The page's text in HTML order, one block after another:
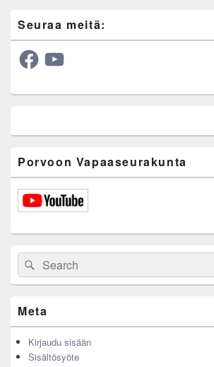
Seuraa meitä:
FacebookYouTube
Porvoon Vapaaseurakunta
Search
for:
Search
Meta
Kirjaudu sisään
Sisältösyöte